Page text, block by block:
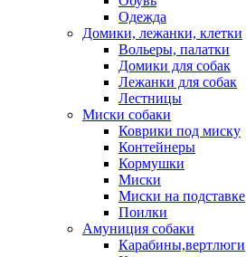
Одежда
Домики, лежанки, клетки
Вольеры, палатки
Домики для собак
Лежанки для собак
Лестницы
Миски собаки
Коврики под миску
Контейнеры
Кормушки
Миски
Миски на подставке
Поилки
Амуниция собаки
Карабины,вертлюги